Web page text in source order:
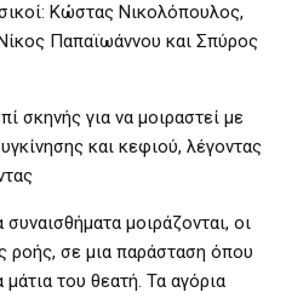
Κώστας Νικολόπουλος,
Παπαϊωάννου και Σπύρος
σκηνής για να μοιραστεί με
και κεφιού, λέγοντας
μοιράζονται, οι
ροής, σε μια παράσταση όπου
του θεατή. Τα αγόρια